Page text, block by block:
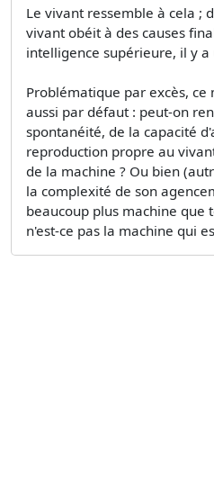
Le vivant ressemble à cela ;
vivant obéit à des causes
intelligence supérieure, il y a
Problématique par excès,
aussi par défaut : peut-on
spontanéité, de la capacité
reproduction propre au
de la machine ? Ou bien
la complexité de son
beaucoup plus machine que
n'est-ce pas la machine qui